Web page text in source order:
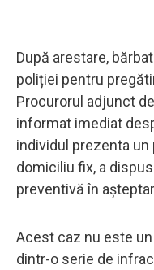
După arestare,
poliției pentru
Procurorul adjunct
informat imediat
individul prezenta un
domiciliu fix, a
preventivă în
Acest caz nu este
dintr-o serie de